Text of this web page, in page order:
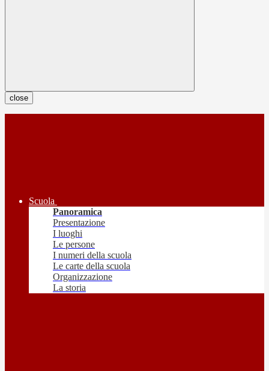
close
Scuola
Panoramica
Presentazione
I luoghi
Le persone
I numeri della scuola
Le carte della scuola
Organizzazione
La storia